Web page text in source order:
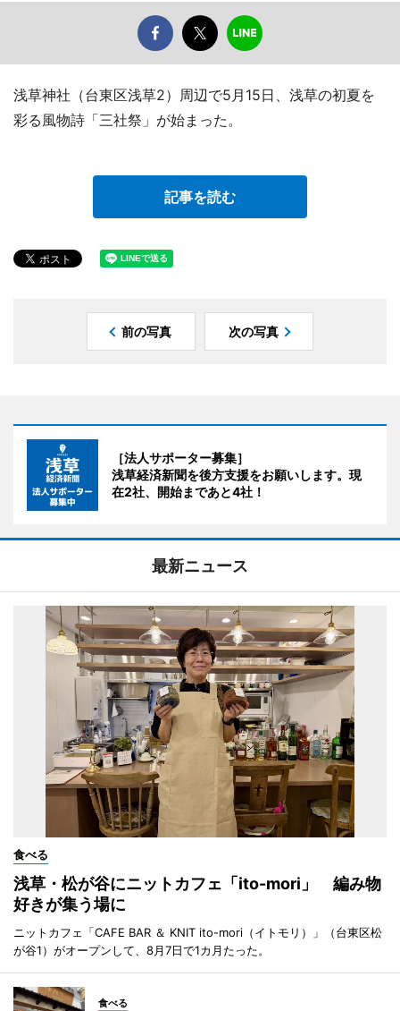
浅草神社（台東区浅草2）周辺で5月15日、浅草の初夏を
彩る風物詩「三社祭」が始まった。
記事を読む
前の写真 次の写真
［法人サポーター募集］
浅草経済新聞を後方支援をお願いします。現
在2社、開始まであと4社！
最新ニュース
食べる
浅草・松が谷にニットカフェ「ito-mori」 編み物
好きが集う場に
ニットカフェ「CAFE BAR ＆ KNIT ito-mori（イトモリ）」（台東区松
が谷1）がオープンして、8月7日で1カ月たった。
食べる